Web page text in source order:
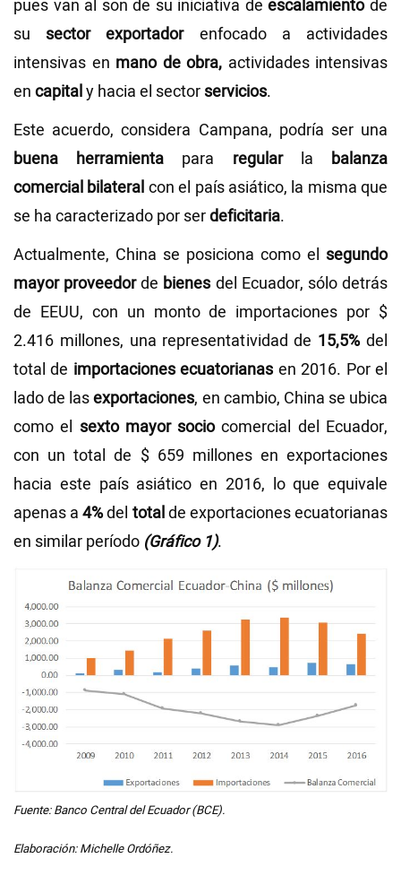
pues van al son de su iniciativa deescalamientode
susector exportadorenfocado a actividades
intensivas en mano de obra, actividades intensivas
en capitaly hacia el sectorservicios.
Este acuerdo, considera Campana, podría ser una
buena herramienta para regularla balanza
comercial bilateral con el país asiático, la misma que
se ha caracterizado por serdeficitaria.
Actualmente, China se posiciona como el segundo
mayor proveedorde bienes del Ecuador, sólo detrás
de EEUU, con un monto de importaciones por $
2.416 millones, una representatividad de 15,5%del
total de importaciones ecuatorianas en 2016. Por el
lado de lasexportaciones, en cambio, China se ubica
como el sexto mayor sociocomercial del Ecuador,
con un total de $ 659 millones en exportaciones
hacia este país asiático en 2016, lo que equivale
apenas a4%del totalde exportaciones ecuatorianas
en similar período (Gráfico 1).
Fuente: Banco Central del Ecuador (BCE).
Elaboración: Michelle Ordóñez.